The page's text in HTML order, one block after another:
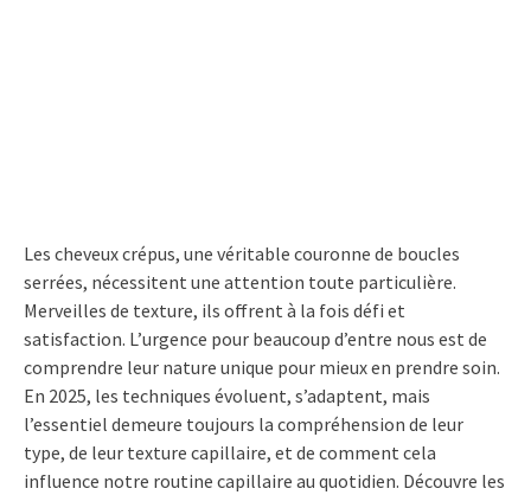
Les cheveux crépus, une véritable couronne de boucles
serrées, nécessitent une attention toute particulière.
Merveilles de texture, ils offrent à la fois défi et
satisfaction. L’urgence pour beaucoup d’entre nous est de
comprendre leur nature unique pour mieux en prendre soin.
En 2025, les techniques évoluent, s’adaptent, mais
l’essentiel demeure toujours la compréhension de leur
type, de leur texture capillaire, et de comment cela
influence notre routine capillaire au quotidien. Découvre les